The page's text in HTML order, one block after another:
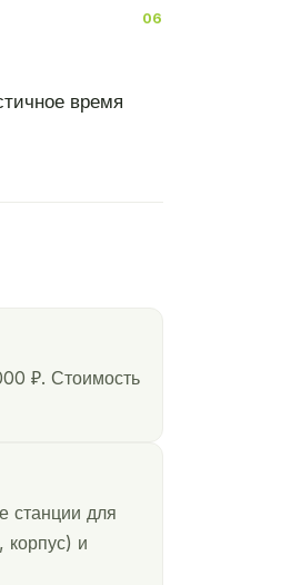
время
₽. Стоимость
станции для
корпус) и